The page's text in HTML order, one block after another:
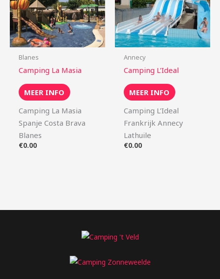
Blanes
Camping La Masia
MEER INFO
Camping La Masia
Spanje Costa Brava
Blanes
€0.00
Annecy
Camping L’Ideal
MEER INFO
Camping L’Ideal
Frankrijk Annecy
Lathuile
€0.00